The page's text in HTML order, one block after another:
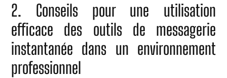
2. Conseils pour une utilisation
efficace des outils de messagerie
instantanée dans un environnement
professionnel